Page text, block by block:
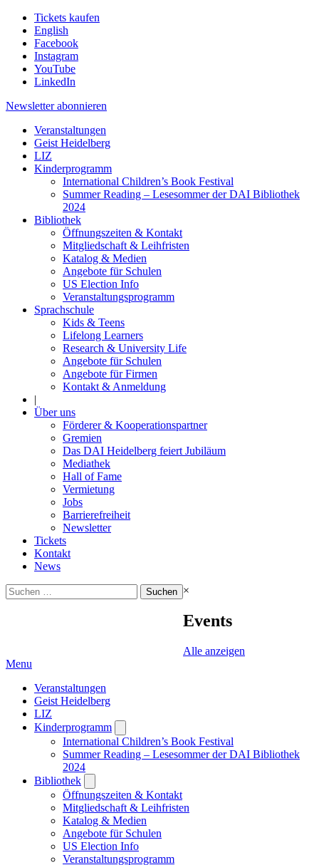
Tickets kaufen
English
Facebook
Instagram
YouTube
LinkedIn
Newsletter abonnieren
Veranstaltungen
Geist Heidelberg
LIZ
Kinderprogramm
International Children’s Book Festival
Summer Reading – Lesesommer der DAI Bibliothek
2024
Bibliothek
Öffnungszeiten & Kontakt
Mitgliedschaft & Leihfristen
Katalog & Medien
Angebote für Schulen
US Election Info
Veranstaltungsprogramm
Sprachschule
Kids & Teens
Lifelong Learners
Research & University Life
Angebote für Schulen
Angebote für Firmen
Kontakt & Anmeldung
|
Über uns
Förderer & Kooperationspartner
Gremien
Das DAI Heidelberg feiert Jubiläum
Mediathek
Hall of Fame
Vermietung
Jobs
Barrierefreiheit
Newsletter
Tickets
Kontakt
News
Suchen
nach:
×
Events
Alle anzeigen
Menu
Veranstaltungen
Geist Heidelberg
LIZ
Kinderprogramm
submenu
International Children’s Book Festival
Summer Reading – Lesesommer der DAI Bibliothek
2024
Bibliothek
submenu
Öffnungszeiten & Kontakt
Mitgliedschaft & Leihfristen
Katalog & Medien
Angebote für Schulen
US Election Info
Veranstaltungsprogramm